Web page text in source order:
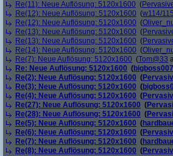
Re(11): Neue Auflösung: 5120x1600 (
Re(12): Neue Auflösung: 5120x1600 (w114/115
Re(12): Neue Auflösung: 5120x1600 (
Re(13): Neue Auflösung: 5120x1600 (
Re(13): Neue Auflösung: 5120x1600 (
Re(14): Neue Auflösung: 5120x1600 (
Re(7): Neue Auflösung: 5120x1600 (Tom@33
Re: Neue Auflösung: 5120x1600 (bigboss007
Re(2): Neue Auflösung: 5120x1600 (
Re(3): Neue Auflösung: 5120x1600 (
Re(4): Neue Auflösung: 5120x1600 (
Re(27): Neue Auflösung: 5120x1600 (
Re(28): Neue Auflösung: 5120x1600 (
Re(5): Neue Auflösung: 5120x1600 (
Re(6): Neue Auflösung: 5120x1600 (
Re(7): Neue Auflösung: 5120x1600 (
Re(8): Neue Auflösung: 5120x1600 (